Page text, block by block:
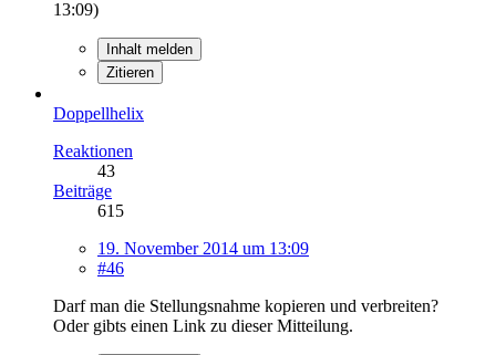
13:09)
Inhalt melden
Zitieren
Doppellhelix
Reaktionen
43
Beiträge
615
19. November 2014 um 13:09
#46
Darf man die Stellungsnahme kopieren und verbreiten?
Oder gibts einen Link zu dieser Mitteilung.